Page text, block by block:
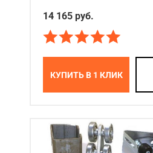
14 165 руб.
КУПИТЬ В 1 КЛИК